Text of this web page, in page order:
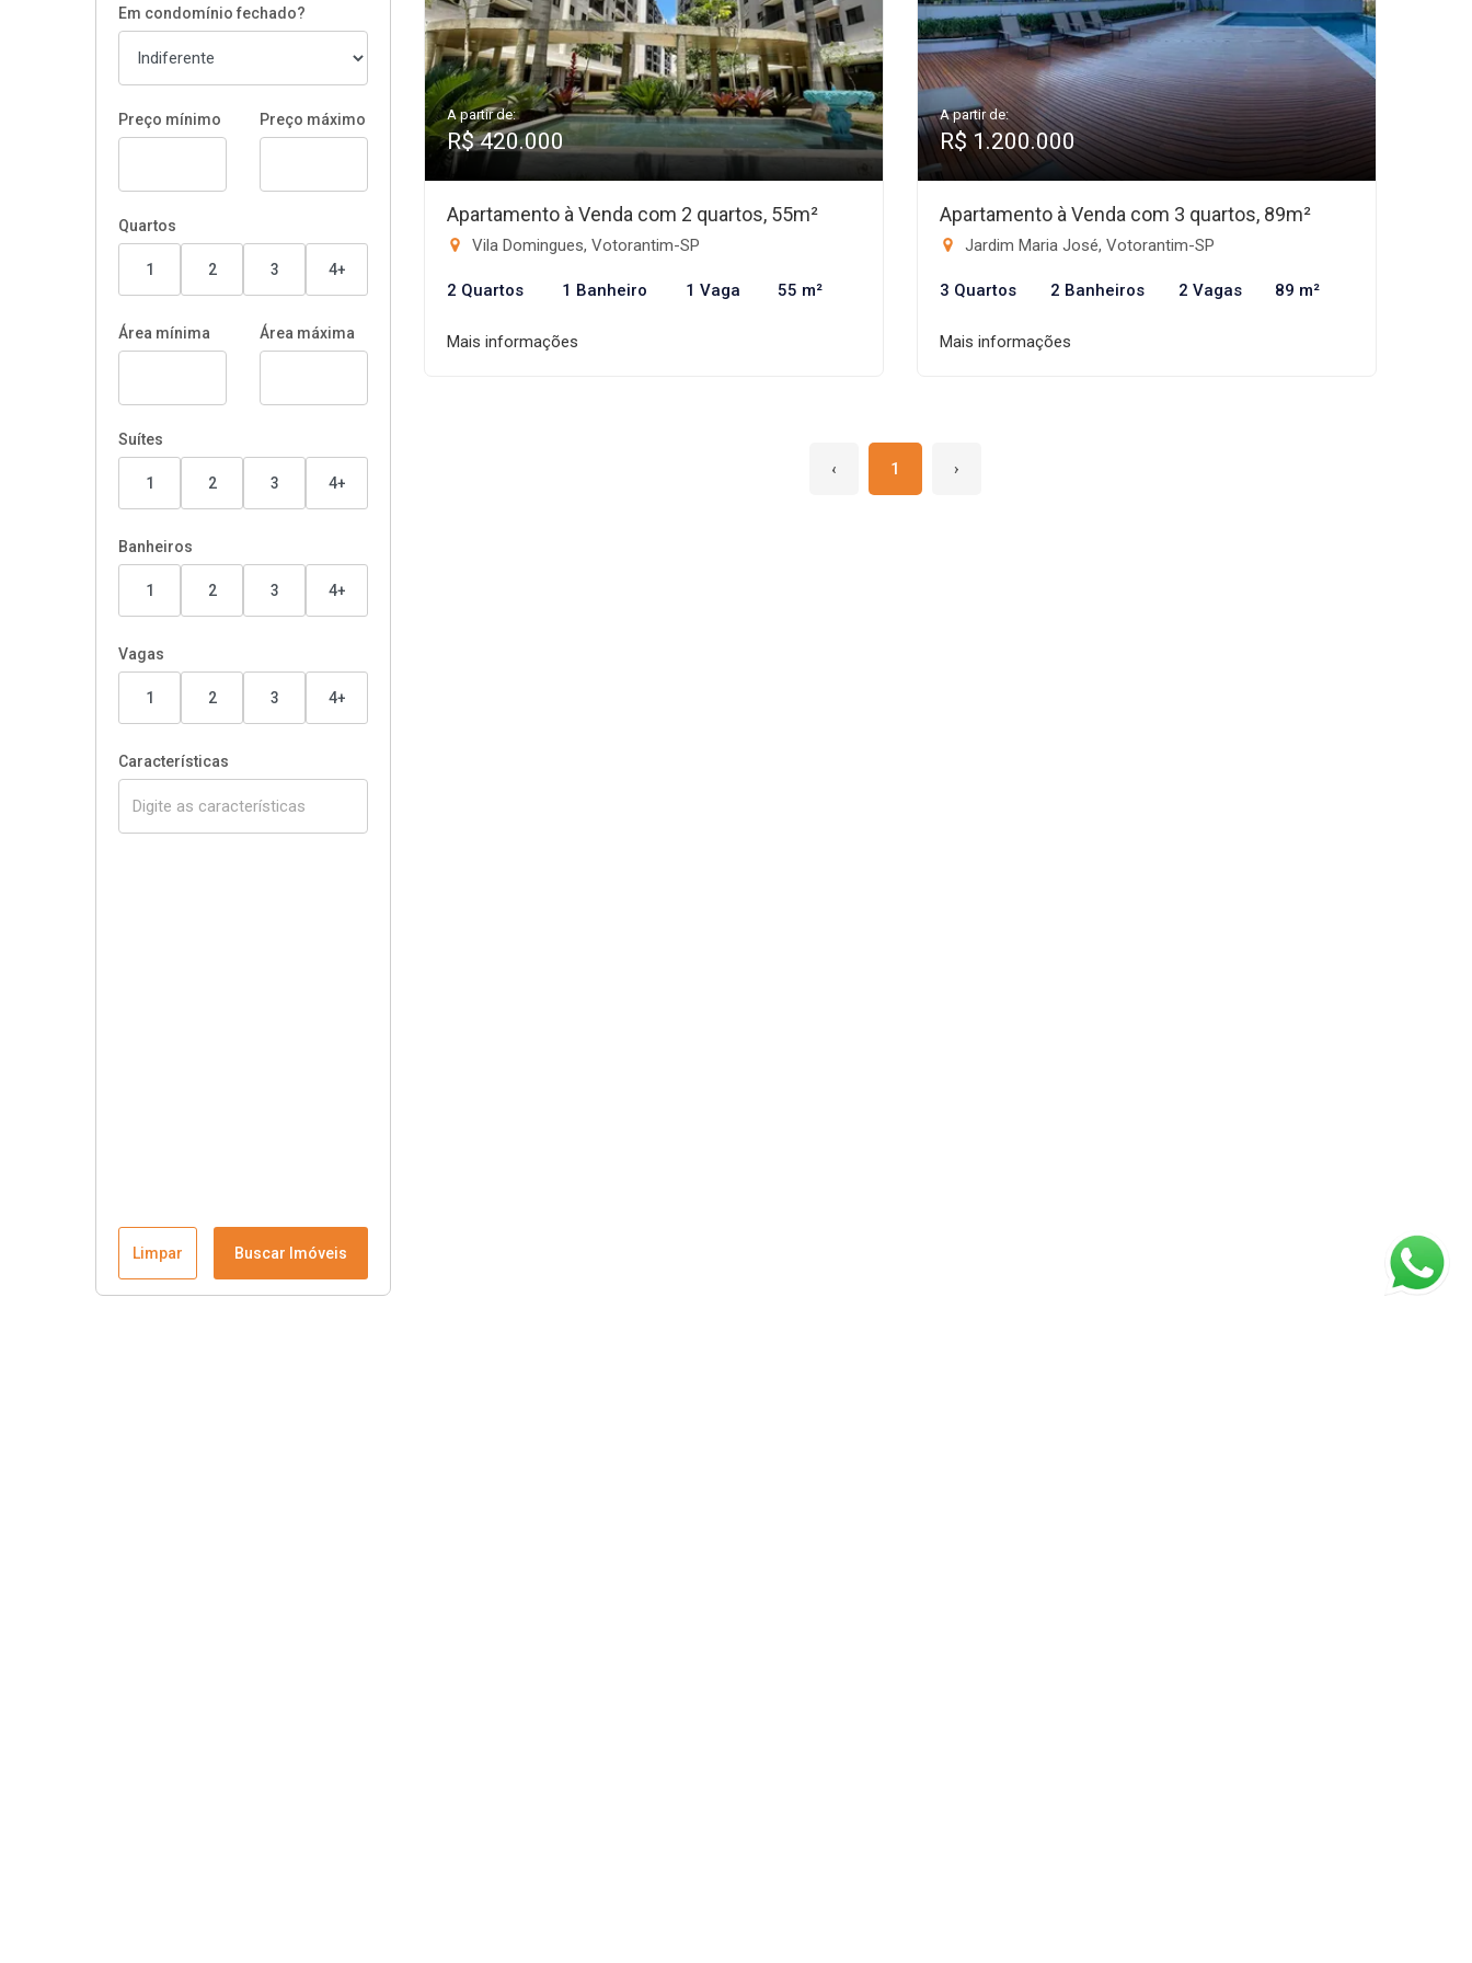
Em condomínio fechado?
Preço mínimo Preço máximo
Quartos
1 2 3 4+
Área mínima Área máxima
Suítes
1 2 3 4+
Banheiros
1 2 3 4+
Vagas
1 2 3 4+
Características
Limpar Buscar Imóveis
A partir de:
R$ 420.000
Apartamento à Venda com 2 quartos, 55m²
Vila Domingues, Votorantim-SP
2 Quartos 1 Banheiro 1 Vaga 55 m²
Mais informações
A partir de:
R$ 1.200.000
Apartamento à Venda com 3 quartos, 89m²
Jardim Maria José, Votorantim-SP
3 Quartos 2 Banheiros 2 Vagas 89 m²
Mais informações
‹ 1 ›